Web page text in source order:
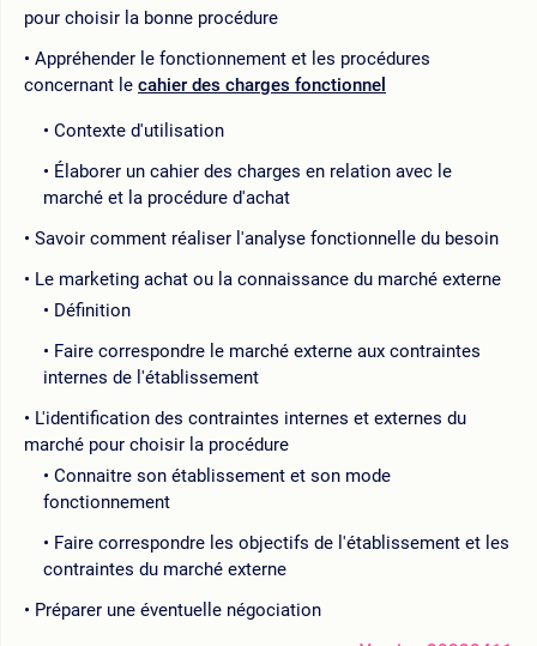
pour choisir la bonne procédure
Appréhender le fonctionnement et les procédures
concernant le cahier des charges fonctionnel
Contexte d'utilisation
Élaborer un cahier des charges en relation avec le
marché et la procédure d'achat
Savoir comment réaliser l'analyse fonctionnelle du besoin
Le marketing achat ou la connaissance du marché externe
Définition
Faire correspondre le marché externe aux contraintes
internes de l'établissement
L'identification des contraintes internes et externes du
marché pour choisir la procédure
Connaitre son établissement et son mode
fonctionnement
Faire correspondre les objectifs de l'établissement et les
contraintes du marché externe
Préparer une éventuelle négociation